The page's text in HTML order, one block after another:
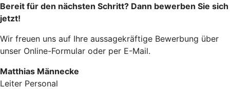
Bereit für den nächsten Schritt? Dann bewerben Sie sich
jetzt!
Wir freuen uns auf Ihre aussagekräftige Bewerbung über
unser Online-Formular oder per E-Mail.
Matthias Männecke
Leiter Personal